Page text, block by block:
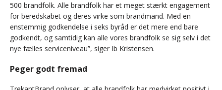
500 brandfolk. Alle brandfolk har et meget stærkt engagement
for beredskabet og deres virke som brandmand. Med en
enstemmig godkendelse i seks byråd er det mere end bare
godkendt, og samtidig kan alle vores brandfolk se sig selv i det
nye fælles serviceniveau”, siger Ib Kristensen.
Peger godt fremad